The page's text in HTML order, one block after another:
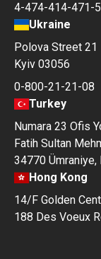
4-474-414-471-
Ukraine
Polova Street 21
Kyiv 03056
0-800-21-21-08
Turkey
Numara 23 Ofis
Fatih Sultan
34770 Ümraniye,
Hong Kong
14/F Golden
188 Des Voeux